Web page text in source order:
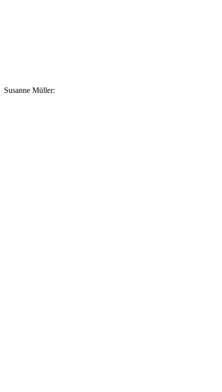
Susanne Müller: